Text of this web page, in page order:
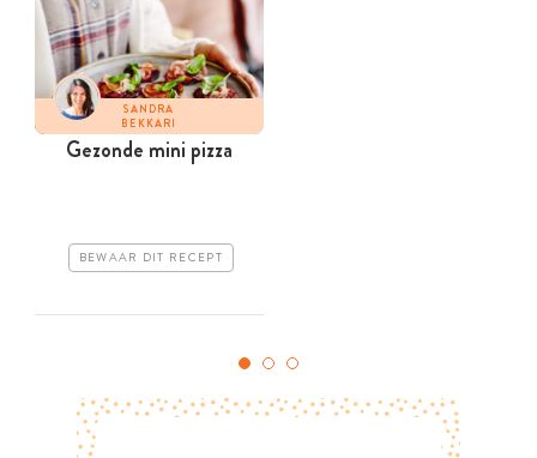
SANDRA
BEKKARI
Gezonde mini pizza
BEWAAR DIT RECEPT